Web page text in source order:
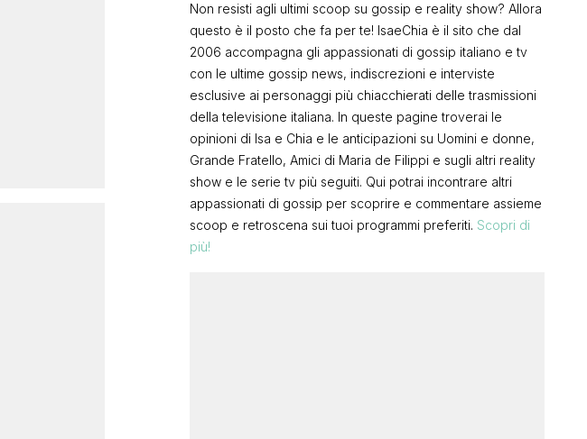
Non resisti agli ultimi scoop su gossip e reality show? Allora
questo è il posto che fa per te! IsaeChia è il sito che dal
2006 accompagna gli appassionati di gossip italiano e tv
con le ultime gossip news, indiscrezioni e interviste
esclusive ai personaggi più chiacchierati delle trasmissioni
della televisione italiana. In queste pagine troverai le
opinioni di Isa e Chia e le anticipazioni su Uomini e donne,
Grande Fratello, Amici di Maria de Filippi e sugli altri reality
show e le serie tv più seguiti. Qui potrai incontrare altri
appassionati di gossip per scoprire e commentare assieme
scoop e retroscena sui tuoi programmi preferiti. Scopri di
più!